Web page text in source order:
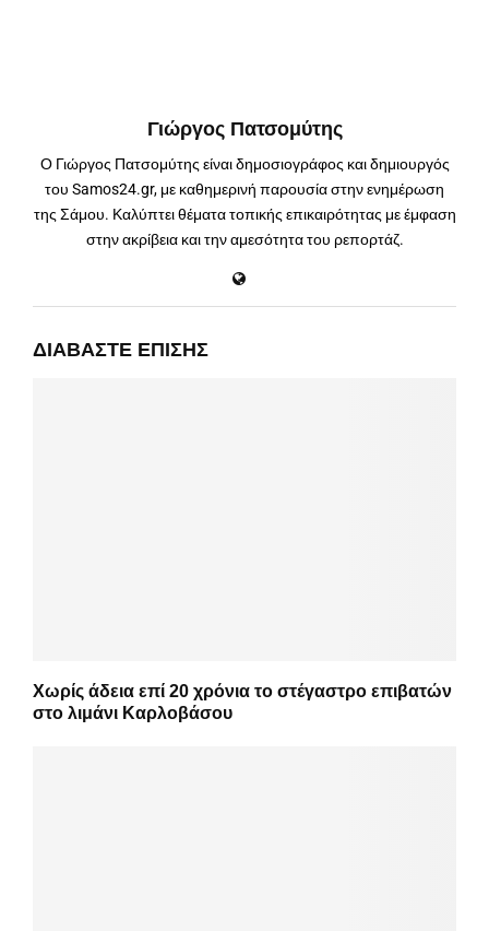
Γιώργος Πατσομύτης
Ο Γιώργος Πατσομύτης είναι δημοσιογράφος και δημιουργός
του Samos24.gr, με καθημερινή παρουσία στην ενημέρωση
της Σάμου. Καλύπτει θέματα τοπικής επικαιρότητας με έμφαση
στην ακρίβεια και την αμεσότητα του ρεπορτάζ.
ΔΙΑΒΆΣΤΕ ΕΠΊΣΗΣ
Χωρίς άδεια επί 20 χρόνια το στέγαστρο επιβατών
στο λιμάνι Καρλοβάσου